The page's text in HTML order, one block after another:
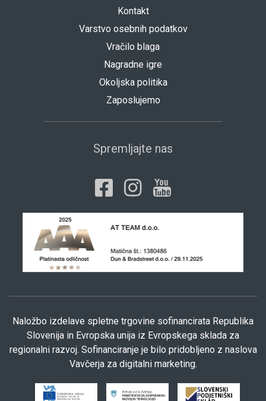
Kontakt
Varstvo osebnih podatkov
Vračilo blaga
Nagradne igre
Okoljska politika
Zaposlujemo
Spremljajte nas
Naložbo izdelave spletne trgovine sofinancirata Republika
Slovenija in Evropska unija iz Evropskega sklada za
regionalni razvoj. Sofinanciranje je bilo pridobljeno z naslova
Vavčerja za digitalni marketing.